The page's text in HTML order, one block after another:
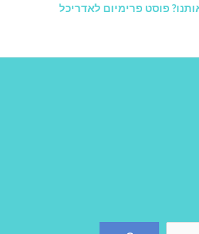
פוסט פרימיום לאדריכל